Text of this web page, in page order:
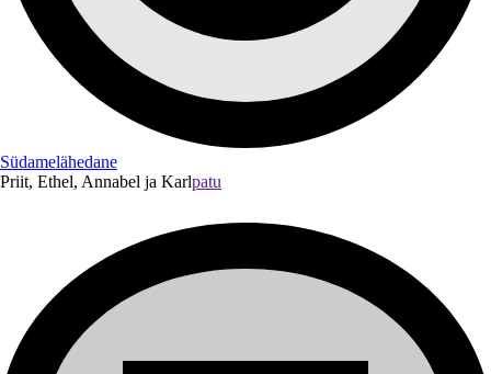
Südamelähedane
Priit, Ethel, Annabel ja Karlpatu